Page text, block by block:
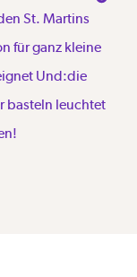
St. Martins
für ganz kleine
Und:die
basteln leuchtet